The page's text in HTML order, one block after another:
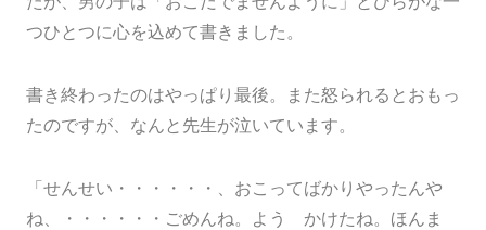
つひとつに心を込めて書きました。
書き終わったのはやっぱり最後。また怒られるとおもっ
たのですが、なんと先生が泣いています。
「せんせい・・・・・・、おこってばかりやったんや
ね、・・・・・・ごめんね。よう かけたね。ほんま